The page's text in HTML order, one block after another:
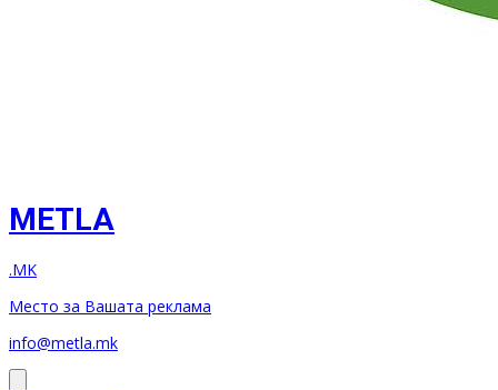
METLA
.MK
Место за Вашата реклама
info@metla.mk